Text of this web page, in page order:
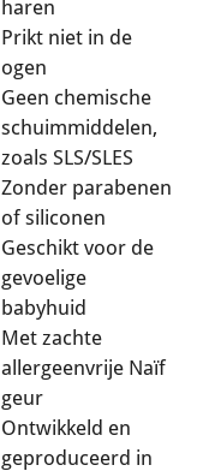
haren
Prikt niet in de
ogen
Geen chemische
schuimmiddelen,
zoals SLS/SLES
Zonder parabenen
of siliconen
Geschikt voor de
gevoelige
babyhuid
Met zachte
allergeenvrije Naïf
geur
Ontwikkeld en
geproduceerd in